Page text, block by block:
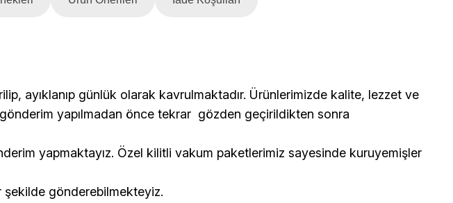
ayıklanıp günlük olarak kavrulmaktadır. Ürünlerimizde kalite, lezzet ve
yapılmadan önce tekrar gözden geçirildikten sonra
yapmaktayız. Özel kilitli vakum paketlerimiz sayesinde kuruyemişler
şekilde gönderebilmekteyiz.